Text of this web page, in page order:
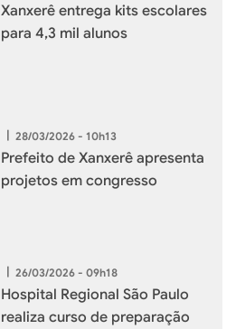
Xanxerê entrega kits escolares
para 4,3 mil alunos
| 28/03/2026 - 10h13
Prefeito de Xanxerê apresenta
projetos em congresso
| 26/03/2026 - 09h18
Hospital Regional São Paulo
realiza curso de preparação